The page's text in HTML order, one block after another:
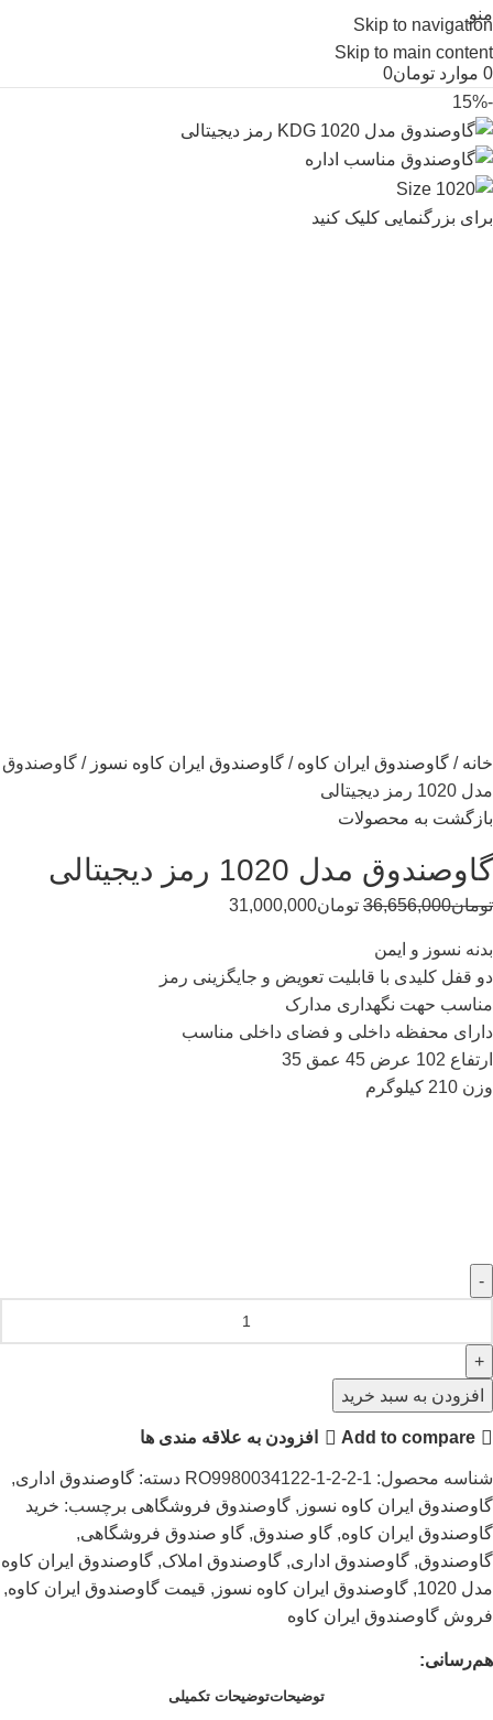
Skip to navigation
Skip to main content
منو
0 موارد تومان0
-15%
برای بزرگنمایی کلیک کنید
خانه گاوصندوق ایران کاوه گاوصندوق ایران کاوه نسوز گاوصندوق
مدل 1020 رمز دیجیتالی
بازگشت به محصولات
گاوصندوق مدل 1020 رمز دیجیتالی
تومان36,656,000 تومان31,000,000
بدنه نسوز و ایمن
دو قفل کلیدی با قابلیت تعویض و جایگزینی رمز
مناسب حهت نگهداری مدارک
دارای محفظه داخلی و فضای داخلی مناسب
ارتفاع 102 عرض 45 عمق 35
وزن 210 کیلوگرم
افزودن به سبد خرید
Add to compare افزودن به علاقه مندی ها
شناسه محصول: RO9980034122-1-2-2-1 دسته: گاوصندوق اداری,
گاوصندوق ایران کاوه نسوز , گاوصندوق فروشگاهی برچسب: خرید
گاوصندوق ایران کاوه, گاو صندوق, گاو صندوق فروشگاهی,
گاوصندوق, گاوصندوق اداری, گاوصندوق املاک, گاوصندوق ایران کاوه
مدل 1020
, گاوصندوق ایران کاوه نسوز , قیمت گاوصندوق ایران کاوه,
فروش گاوصندوق ایران کاوه
هم‌رسانی:
توضیحاتتوضیحات تکمیلی